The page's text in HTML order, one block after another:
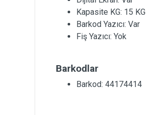
Kapasite KG: 15 KG
Barkod Yazıcı: Var
Fiş Yazıcı: Yok
Barkodlar
Barkod: 44174414